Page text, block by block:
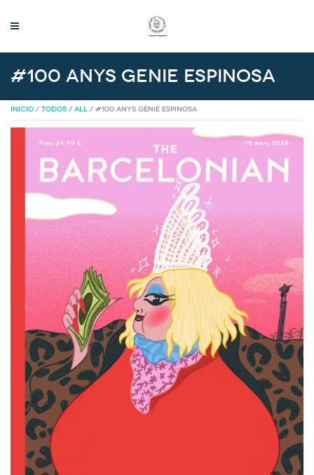
#100 ANYS Genie Espinosa
INICIO / TODOS / ALL / #100 ANYS GENIE ESPINOSA